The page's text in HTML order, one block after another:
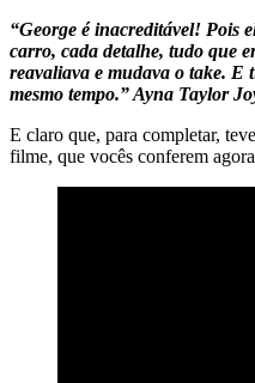
“George é inacreditável! Pois
carro, cada detalhe, tudo que
reavaliava e mudava o take. E
mesmo tempo.”Ayna Taylor
E claro que, para completar,
filme, que vocês conferem